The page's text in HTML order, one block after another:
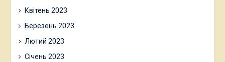
Квітень 2023
Березень 2023
Лютий 2023
Січень 2023